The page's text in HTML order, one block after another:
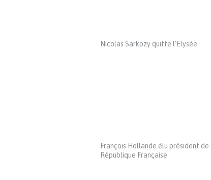
Nicolas Sarkozy quitte l’Elysée
François Hollande élu président de
République Française